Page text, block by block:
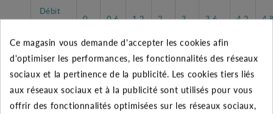
Débit
0 0,6 1,2 2 3 3,6 4,2
Pression
HMT
59 58 57 56 51 47,5 44
Ce magasin vous demande d'accepter les cookies afin
d'optimiser les performances, les fonctionnalités des réseaux
sociaux et la pertinence de la publicité. Les cookies tiers liés
aux réseaux sociaux et à la publicité sont utilisés pour vous
offrir des fonctionnalités optimisées sur les réseaux sociaux,